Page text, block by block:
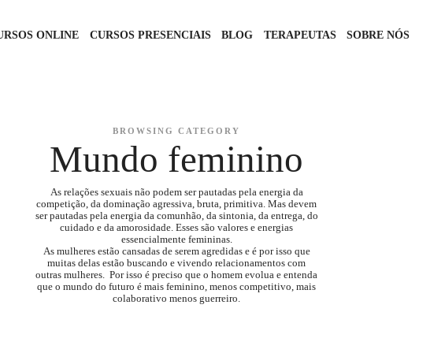
ONLINE CURSOS PRESENCIAIS BLOG TERAPEUTAS SOBRE NÓS
BROWSING CATEGORY
Mundo feminino
As relações sexuais não podem ser pautadas pela energia da
competição, da dominação agressiva, bruta, primitiva. Mas devem
ser pautadas pela energia da comunhão, da sintonia, da entrega, do
cuidado e da amorosidade. Esses são valores e energias
essencialmente femininas.
As mulheres estão cansadas de serem agredidas e é por isso que
muitas delas estão buscando e vivendo relacionamentos com
outras mulheres. Por isso é preciso que o homem evolua e entenda
que o mundo do futuro é mais feminino, menos competitivo, mais
colaborativo menos guerreiro.